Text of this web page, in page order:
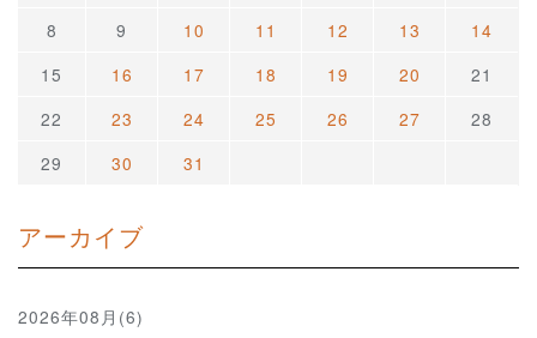
8
9 10 11 12 13
14
15
16 17 18 19 20
21
22
23 24 25 26 27
28
29
30 31
アーカイブ
2026年08月(6)